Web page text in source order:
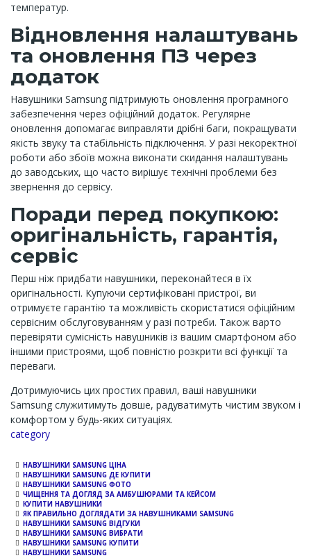
температур.
Відновлення налаштувань
та оновлення ПЗ через
додаток
Навушники Samsung підтримують оновлення програмного
забезпечення через офіційний додаток. Регулярне
оновлення допомагає виправляти дрібні баги, покращувати
якість звуку та стабільність підключення. У разі некоректної
роботи або збоїв можна виконати скидання налаштувань
до заводських, що часто вирішує технічні проблеми без
звернення до сервісу.
Поради перед покупкою:
оригінальність, гарантія,
сервіс
Перш ніж придбати навушники, переконайтеся в їх
оригінальності. Купуючи сертифіковані пристрої, ви
отримуєте гарантію та можливість скористатися офіційним
сервісним обслуговуванням у разі потреби. Також варто
перевіряти сумісність навушників із вашим смартфоном або
іншими пристроями, щоб повністю розкрити всі функції та
переваги.
Дотримуючись цих простих правил, ваші навушники
Samsung служитимуть довше, радуватимуть чистим звуком і
комфортом у будь-яких ситуаціях.
Channel
category
НАВУШНИКИ SAMSUNG ЦІНА
НАВУШНИКИ SAMSUNG ДЕ КУПИТИ
НАВУШНИКИ SAMSUNG ФОТО
ЧИЩЕННЯ ТА ДОГЛЯД ЗА АМБУШЮРАМИ ТА КЕЙСОМ
КУПИТИ НАВУШНИКИ
ЯК ПРАВИЛЬНО ДОГЛЯДАТИ ЗА НАВУШНИКАМИ SAMSUNG
НАВУШНИКИ SAMSUNG ВІДГУКИ
НАВУШНИКИ SAMSUNG ВИБРАТИ
НАВУШНИКИ SAMSUNG КУПИТИ
НАВУШНИКИ SAMSUNG